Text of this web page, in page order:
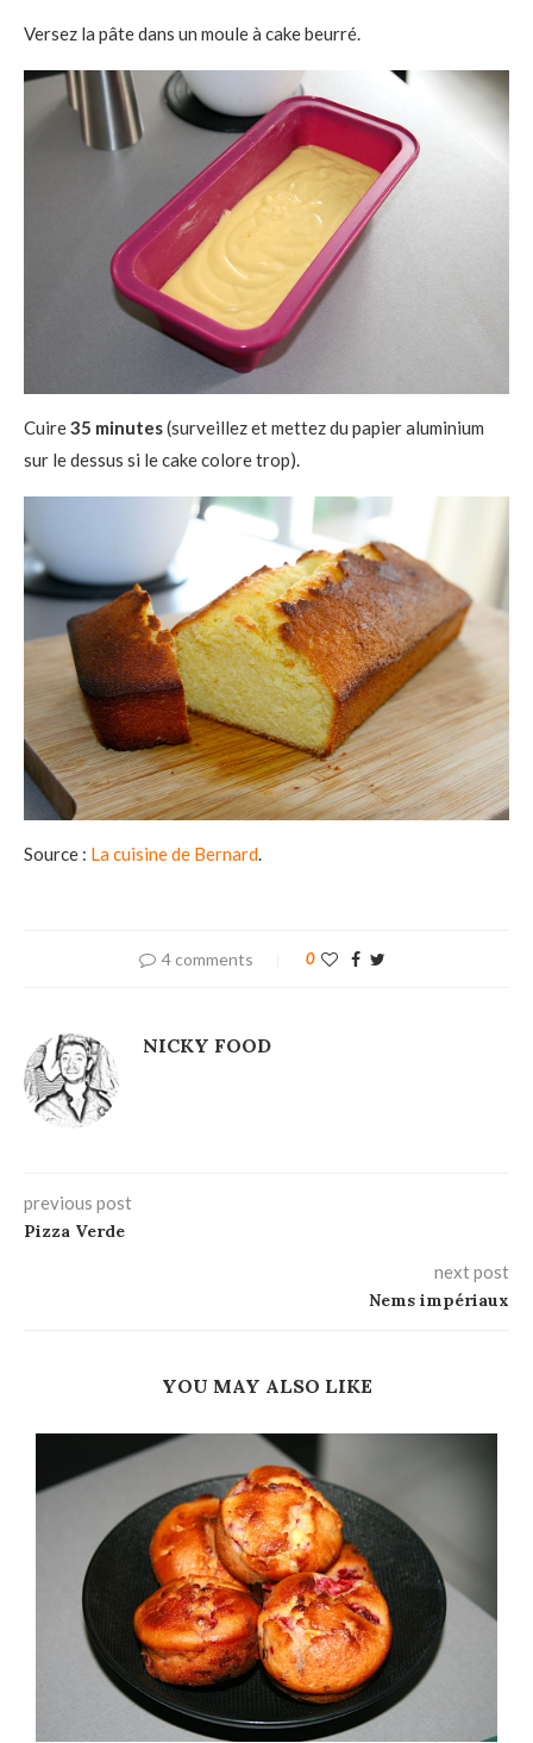
Versez la pâte dans un moule à cake beurré.
Cuire35 minutes(surveillez et mettez du papier aluminium
sur le dessus si le cake colore trop).
Source : La cuisine de Bernard.
4 comments 0
NICKY FOOD
previous post
Pizza Verde
next post
Nems impériaux
YOU MAY ALSO LIKE